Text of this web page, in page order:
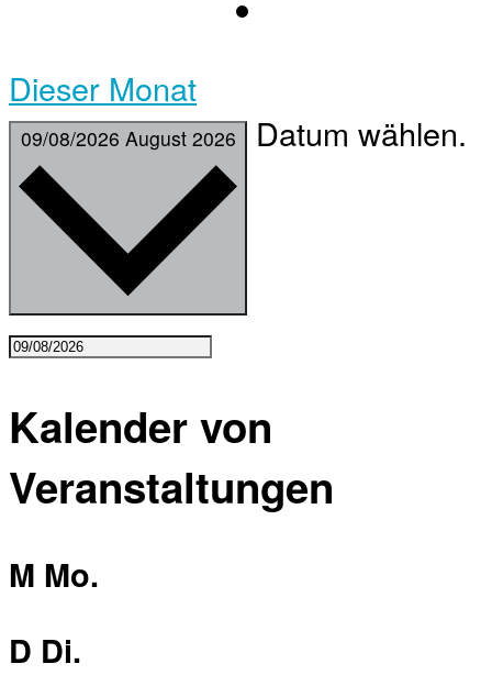
Dieser Monat
09/08/2026 August 2026 Datum wählen.
Kalender von
Veranstaltungen
M Mo.
D Di.